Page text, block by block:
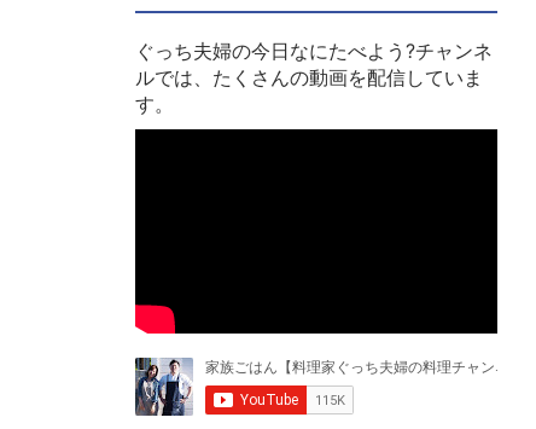
ぐっち夫婦の今日なにたべよう?チャンネ
ルでは、たくさんの動画を配信していま
す。